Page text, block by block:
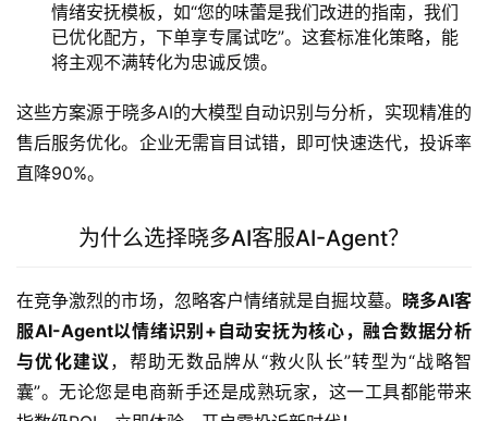
情绪安抚模板，如“您的味蕾是我们改进的指南，我们
已优化配方，下单享专属试吃”。这套标准化策略，能
将主观不满转化为忠诚反馈。
这些方案源于晓多AI的大模型自动识别与分析，实现精准的
售后服务优化。企业无需盲目试错，即可快速迭代，投诉率
直降90%。
为什么选择晓多AI客服AI-Agent？
在竞争激烈的市场，忽略客户情绪就是自掘坟墓。 晓多AI客
服AI-Agent以情绪识别+自动安抚为核心，融合数据分析
与优化建议 ，帮助无数品牌从“救火队长”转型为“战略智
囊”。无论您是电商新手还是成熟玩家，这一工具都能带来